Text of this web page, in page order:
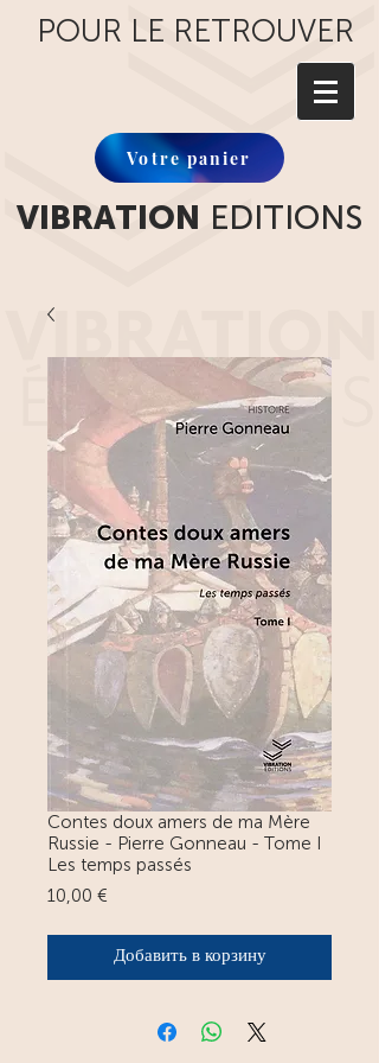
POUR LE RETROUVER
Votre panier
VIBRATION EDITIONS
Contes doux amers de ma Mère
Russie - Pierre Gonneau - Tome I
Les temps passés
10,00 €
Добавить в корзину